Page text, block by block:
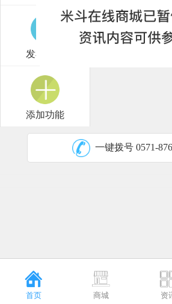
发布供应
添加功能
一键拨号 0571-
首页 商城 资